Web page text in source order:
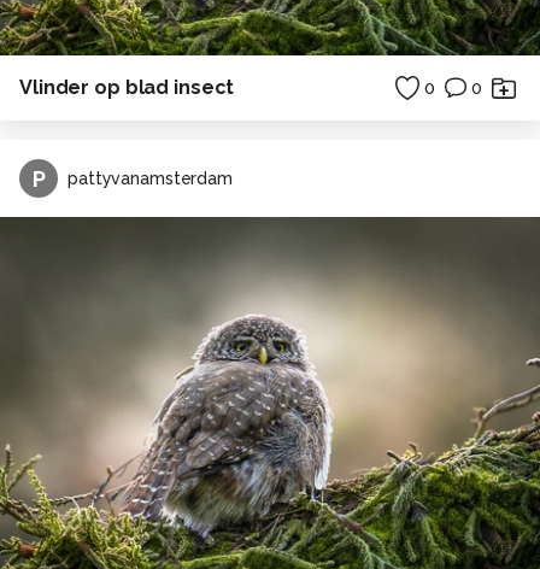
Vlinder op blad insect 0 0
P pattyvanamsterdam